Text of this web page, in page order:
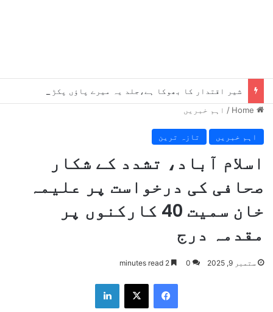
/ اہم خبریں
اہم خبریں تازہ ترین
اسلام آباد، تشدد کے شکار
صحافی کی درخواست پر علیمہ
خان سمیت 40 کارکنوں پر
مقدمہ درج
ستمبر 9, 2025 0